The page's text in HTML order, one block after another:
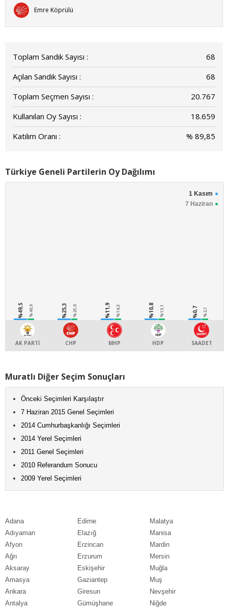
Adana
Adıyaman
Afyon
Ağrı
Aksaray
Amasya
Ankara
Antalya
Edirne
Elazığ
Erzincan
Erzurum
Eskişehir
Gaziantep
Giresun
Gümüşhane
Malatya
Manisa
Mardin
Mersin
Muğla
Muş
Nevşehir
Niğde
Emre Köprülü
Toplam Sandık Sayısı :
68
Açılan Sandık Sayısı :
68
Toplam Seçmen Sayısı :
20.767
Kullanılan Oy Sayısı :
18.659
Katılım Oranı :
% 89,85
Türkiye Geneli Partilerin Oy Dağılımı
1 Kasım
7 Haziran
%49,5 %40,9
AK PARTİ
%25,3 %25,0
CHP
%11,9 %16,3
MHP
%10,8 %13,1
HDP
%0,7 %2,1
SAADET
Muratlı Diğer Seçim Sonuçları
Önceki Seçimleri Karşılaştır
7 Haziran 2015 Genel Seçimleri
2014 Cumhurbaşkanlığı Seçimleri
2014 Yerel Seçimleri
2011 Genel Seçimleri
2010 Referandum Sonucu
2009 Yerel Seçimleri